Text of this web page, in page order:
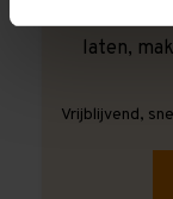
Ook
laten,
Vrijblijvend,